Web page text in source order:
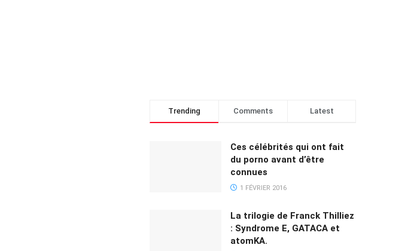
Trending Comments Latest
Ces célébrités qui ont fait
du porno avant d’être
connues
1 FÉVRIER 2016
La trilogie de Franck Thilliez
: Syndrome E, GATACA et
atomKA.